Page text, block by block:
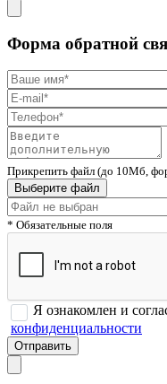
Форма обратной
Прикрепить файл (до 10Мб,
Выберите файл
* Обязательные поля
Я ознакомлен и
конфиденциальности